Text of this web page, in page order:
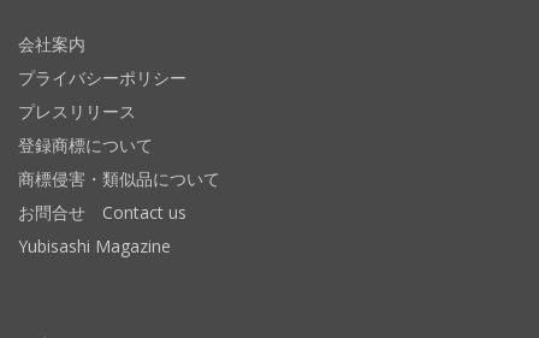
会社案内
プライバシーポリシー
プレスリリース
登録商標について
商標侵害・類似品について
お問合せ Contact us
Yubisashi Magazine